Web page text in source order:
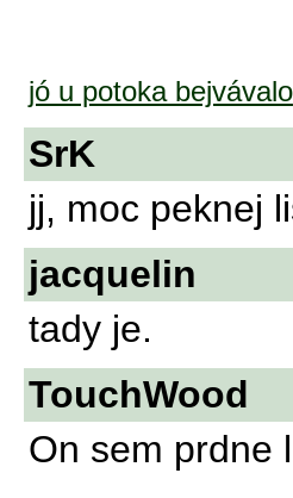
jó u potoka bejvávalo
SrK
jj, moc peknej
jacquelin
tady je.
TouchWood
On sem prdne